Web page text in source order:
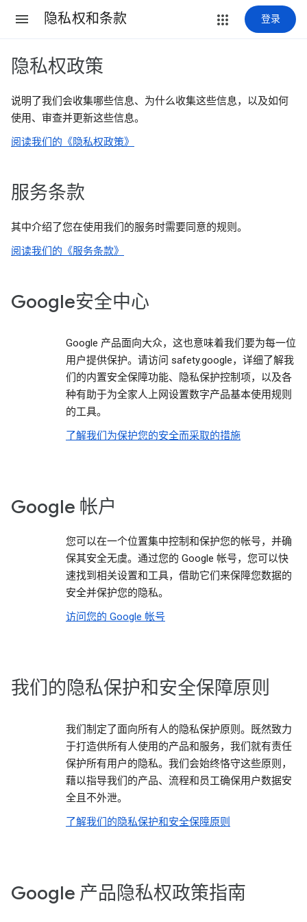
隐私权和条款 登录
隐私权政策
说明了我们会收集哪些信息、为什么收集这些信息，以及如何
使用、审查并更新这些信息。
阅读我们的《隐私权政策》
服务条款
其中介绍了您在使用我们的服务时需要同意的规则。
阅读我们的《服务条款》
Google安全中心
Google 产品面向大众，这也意味着我们要为每一位
用户提供保护。请访问 safety.google，详细了解我
们的内置安全保障功能、隐私保护控制项，以及各
种有助于为全家人上网设置数字产品基本使用规则
的工具。
了解我们为保护您的安全而采取的措施
Google 帐户
您可以在一个位置集中控制和保护您的帐号，并确
保其安全无虞。通过您的 Google 帐号，您可以快
速找到相关设置和工具，借助它们来保障您数据的
安全并保护您的隐私。
访问您的 Google 帐号
我们的隐私保护和安全保障原则
我们制定了面向所有人的隐私保护原则。既然致力
于打造供所有人使用的产品和服务，我们就有责任
保护所有用户的隐私。我们会始终恪守这些原则，
藉以指导我们的产品、流程和员工确保用户数据安
全且不外泄。
了解我们的隐私保护和安全保障原则
Google 产品隐私权政策指南